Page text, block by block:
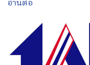
อ่านต่อ